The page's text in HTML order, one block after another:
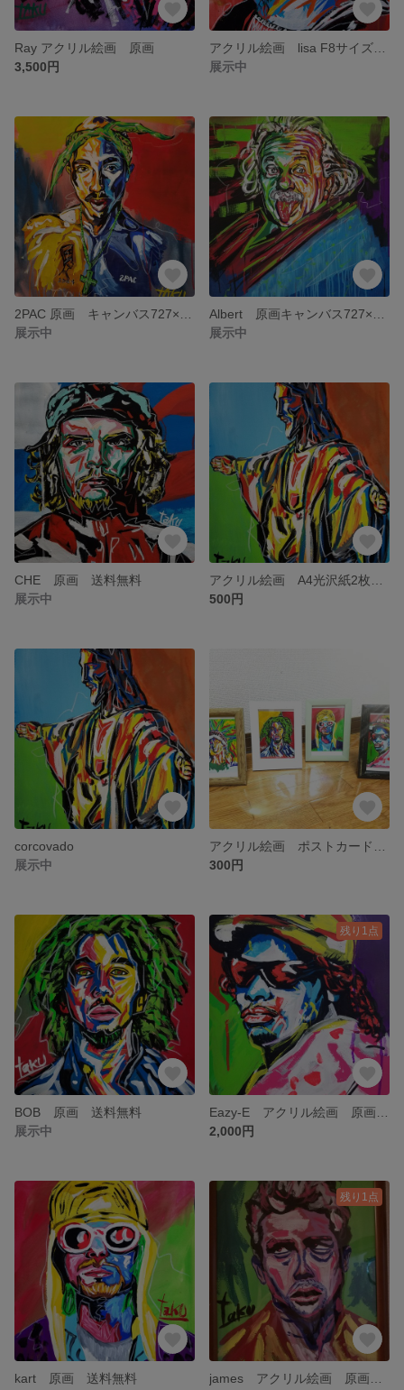
Ray アクリル絵画 原画
3,500円
展示中
展示中
展示中
CHE 原画 送料無料
展示中
500円
corcovado
展示中
300円
BOB 原画 送料無料
展示中
残り1点
2,000円
kart 原画 送料無料
残り1点